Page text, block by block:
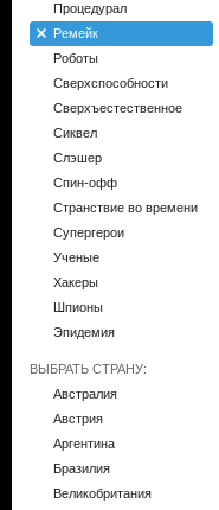
Процедурал
Ремейк
Роботы
Сверхспособности
Сверхъестественное
Сиквел
Слэшер
Спин-офф
Странствие во времени
Супергерои
Ученые
Хакеры
Шпионы
Эпидемия
ВЫБРАТЬ СТРАНУ:
Австралия
Австрия
Аргентина
Бразилия
Великобритания